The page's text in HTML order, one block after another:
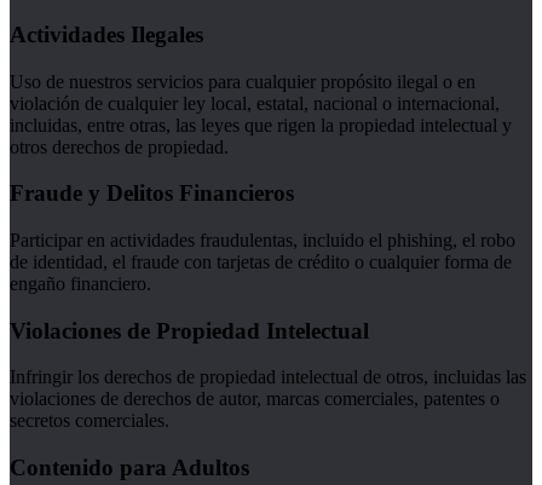
Actividades Ilegales
Uso de nuestros servicios para cualquier propósito ilegal o en
violación de cualquier ley local, estatal, nacional o internacional,
incluidas, entre otras, las leyes que rigen la propiedad intelectual y
otros derechos de propiedad.
Fraude y Delitos Financieros
Participar en actividades fraudulentas, incluido el phishing, el robo
de identidad, el fraude con tarjetas de crédito o cualquier forma de
engaño financiero.
Violaciones de Propiedad Intelectual
Infringir los derechos de propiedad intelectual de otros, incluidas las
violaciones de derechos de autor, marcas comerciales, patentes o
secretos comerciales.
Contenido para Adultos